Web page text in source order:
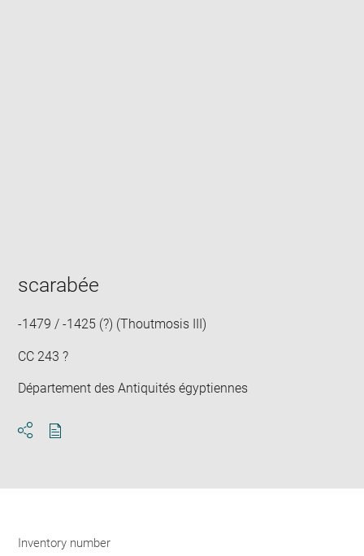
scarabée
-1479 / -1425 (?) (Thoutmosis III)
CC 243 ?
Département des Antiquités égyptiennes
Inventory number